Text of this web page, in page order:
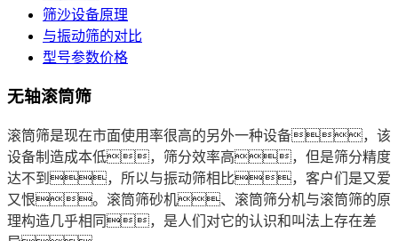
筛沙设备原理
与振动筛的对比
型号参数价格
无轴滚筒筛
滚筒筛是现在市面使用率很高的另外一种设备，该
设备制造成本低，筛分效率高，但是筛分精度
达不到，所以与振动筛相比，客户们是又爱
又恨。滚筒筛砂机、滚筒筛分机与滚筒筛的原
理构造几乎相同，是人们对它的认识和叫法上存在差